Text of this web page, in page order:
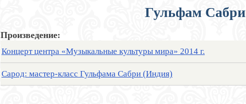
Гульфам Сабри
Произведение:
Концерт центра «Музыкальные культуры мира» 2014 г.
Сарод: мастер-класс Гульфама Сабри (Индия)